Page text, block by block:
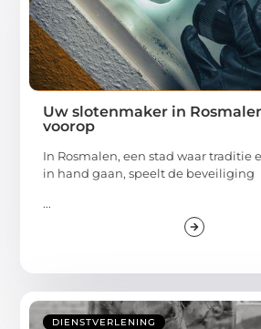
Uw slotenmaker in
voorop
In Rosmalen, een stad waar traditie
in hand gaan, speelt de beveiliging
...
DIENSTVERLENING